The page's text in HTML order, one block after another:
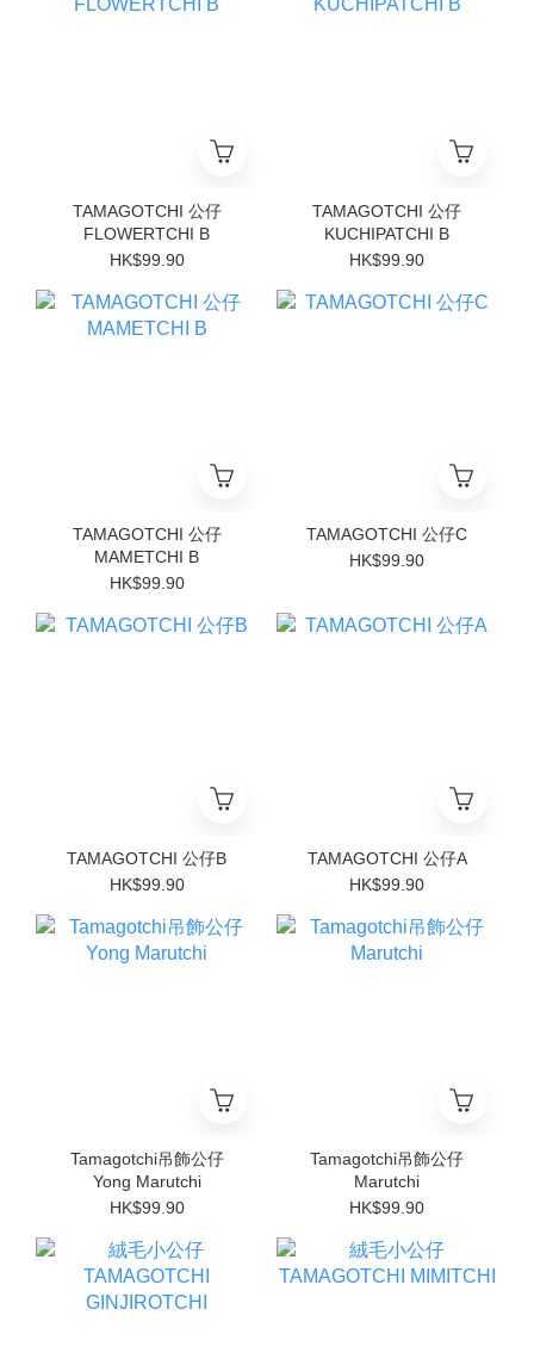
TAMAGOTCHI 公仔
FLOWERTCHI B
HK$99.90
TAMAGOTCHI 公仔
KUCHIPATCHI B
HK$99.90
TAMAGOTCHI 公仔
MAMETCHI B
HK$99.90
TAMAGOTCHI 公仔C
HK$99.90
TAMAGOTCHI 公仔B
HK$99.90
TAMAGOTCHI 公仔A
HK$99.90
Tamagotchi吊飾公仔
Yong Marutchi
HK$99.90
Tamagotchi吊飾公仔
Marutchi
HK$99.90